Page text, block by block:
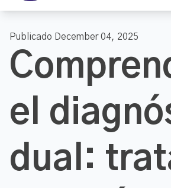
Publicado December 04, 2025
el
dual: